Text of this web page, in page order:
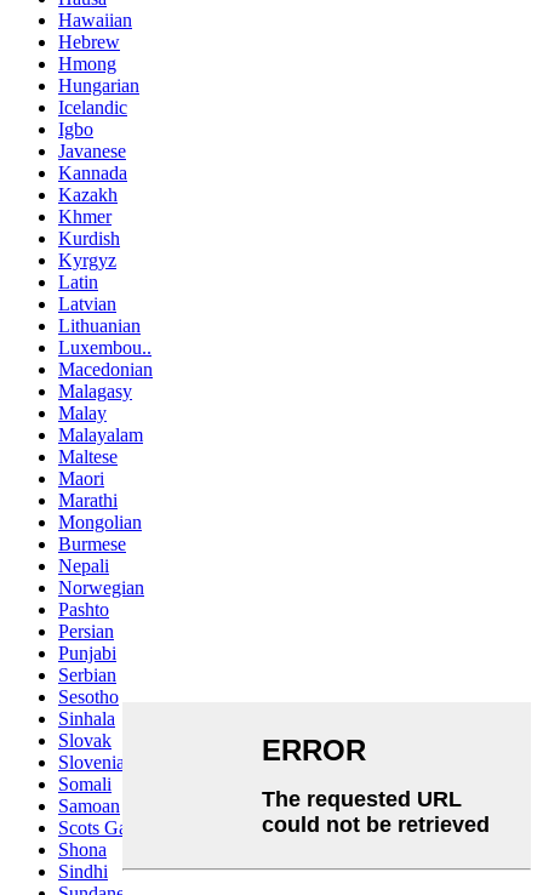
Hawaiian
Hebrew
Hmong
Hungarian
Icelandic
Igbo
Javanese
Kannada
Kazakh
Khmer
Kurdish
Kyrgyz
Latin
Latvian
Lithuanian
Luxembou..
Macedonian
Malagasy
Malay
Malayalam
Maltese
Maori
Marathi
Mongolian
Burmese
Nepali
Norwegian
Pashto
Persian
Punjabi
Serbian
Sesotho
Sinhala
Slovak
Slovenian
Somali
Samoan
Scots Gaelic
Shona
Sindhi